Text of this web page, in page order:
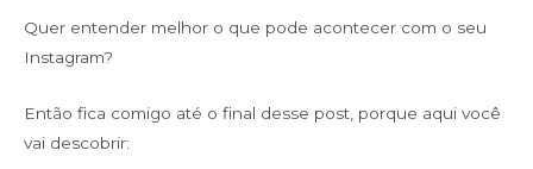
Quer entender melhor o que pode acontecer com o seu
Instagram?
Então fica comigo até o final desse post, porque aqui você
vai descobrir: